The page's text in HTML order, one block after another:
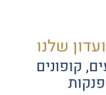
שלנו
קופונים